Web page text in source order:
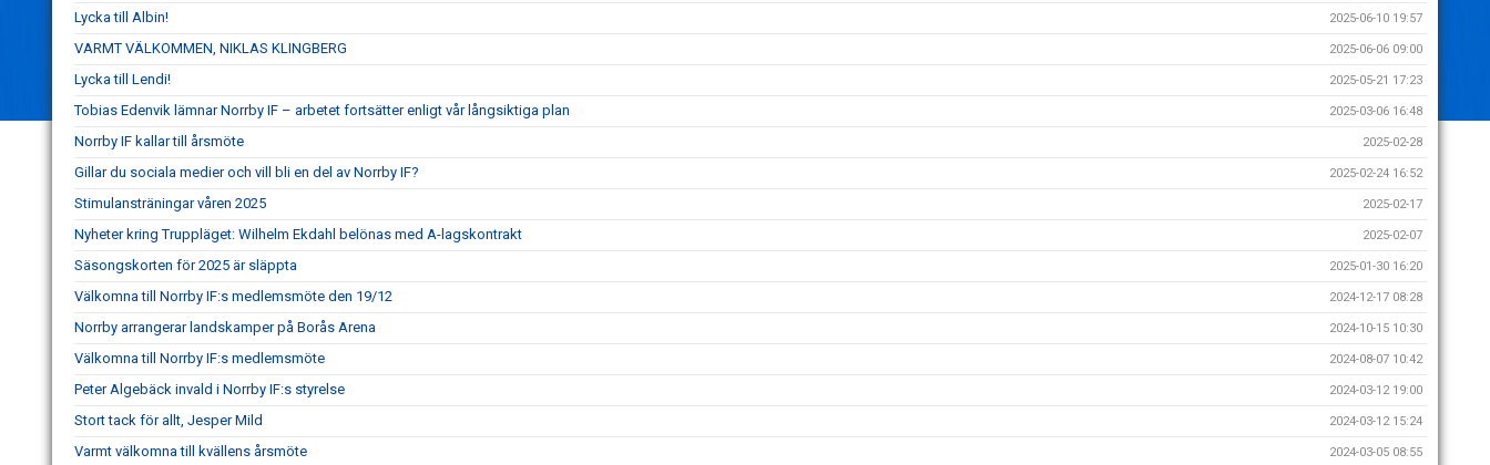
Lycka till Albin! 2025-06-10 19:57
VARMT VÄLKOMMEN, NIKLAS KLINGBERG 2025-06-06 09:00
Lycka till Lendi! 2025-05-21 17:23
Tobias Edenvik lämnar Norrby IF – arbetet fortsätter enligt vår långsiktiga plan 2025-03-06 16:48
Norrby IF kallar till årsmöte 2025-02-28
Gillar du sociala medier och vill bli en del av Norrby IF? 2025-02-24 16:52
Stimulansträningar våren 2025 2025-02-17
Nyheter kring Truppläget: Wilhelm Ekdahl belönas med A-lagskontrakt 2025-02-07
Säsongskorten för 2025 är släppta 2025-01-30 16:20
Välkomna till Norrby IF:s medlemsmöte den 19/12 2024-12-17 08:28
Norrby arrangerar landskamper på Borås Arena 2024-10-15 10:30
Välkomna till Norrby IF:s medlemsmöte 2024-08-07 10:42
Peter Algebäck invald i Norrby IF:s styrelse 2024-03-12 19:00
Stort tack för allt, Jesper Mild 2024-03-12 15:24
Varmt välkomna till kvällens årsmöte 2024-03-05 08:55